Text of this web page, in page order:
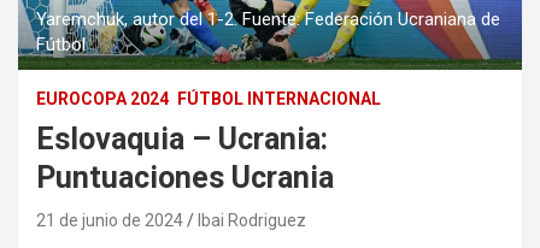
Yaremchuk, autor del 1-2. Fuente: Federación Ucraniana de
Fútbol
EUROCOPA 2024 FÚTBOL INTERNACIONAL
Eslovaquia – Ucrania:
Puntuaciones Ucrania
21 de junio de 2024 Ibai Rodriguez